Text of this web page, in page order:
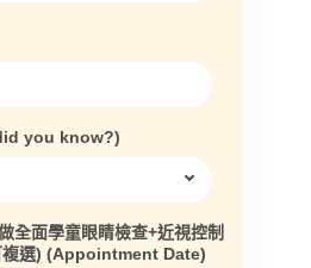
you know?)
全面學童眼睛檢查+近視控制
複選) (Appointment Date)